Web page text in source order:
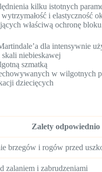
kilku istotnych
i elastyczność
właściwą ochronę
dla intensywnie
skali niebieskawej
szmatką
w wilgotnych
dziecięcych
Zalety
brzegów i rogów przed
zalaniem i zabrudzeniami